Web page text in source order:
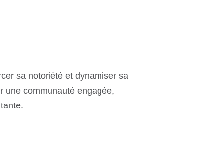
sa notoriété et dynamiser sa
une communauté engagée,